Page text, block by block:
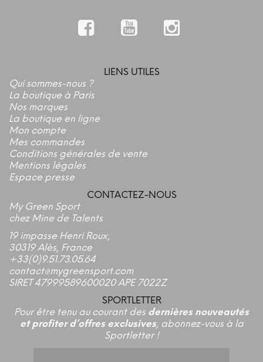
LIENS UTILES
Qui sommes-nous ?
La boutique à Paris
Nos marques
La boutique en ligne
Mon compte
Mes commandes
Conditions générales de vente
Mentions légales
Espace presse
CONTACTEZ-NOUS
My Green Sport
chez Mine de Talents
19 impasse Henri Roux,
30319 Alès, France
+33(0)9.51.73.05.64
contact@mygreensport.com
SIRET 47999589600020 APE 7022Z
SPORTLETTER
Pour être tenu au courant des dernières nouveautés
et profiter d’offres exclusives, abonnez-vous à la
Sportletter !